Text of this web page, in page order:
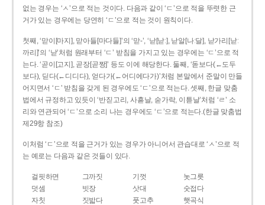
없는 경우는 ‘ㅅ’으로 적는 것이다. 다음과 같이 ‘ㄷ’으로 적을 뚜렷한 근
거가 있는 경우에는 당연히 ‘ㄷ’으로 적는 것이 원칙이다.
첫째, ‘맏이[마지], 맏아들[마다들]’의 ‘맏-’, ‘낟[낟ː], 낟알[나ː달], 낟가리[낟ː
까리]’의 ‘낟’처럼 원래부터 ‘ㄷ’ 받침을 가지고 있는 경우에는 ‘ㄷ’으로 적
는다. ‘곧이[고지], 곧장[곧짱]’ 등도 이에 해당한다. 둘째, ‘돋보다(←도두
보다), 딛다(←디디다), 얻다가(←어디에다가)’처럼 본말에서 준말이 만들
어지면서 ‘ㄷ’ 받침을 갖게 된 경우에도 ‘ㄷ’으로 적는다. 셋째, 한글 맞춤
법에서 규정하고 있듯이 ‘반짇고리, 사흗날, 숟가락, 이튿날’처럼 ‘ㄹ’ 소
리와 연관되어 ‘ㄷ’으로 소리 나는 경우에도 ‘ㄷ’으로 적는다.(한글 맞춤법
제29항 참조)
이처럼 ‘ㄷ’으로 적을 근거가 있는 경우가 아니어서 관습대로 ‘ㅅ’으로 적
는 예로는 다음과 같은 것들이 있다.
걸핏하면 그까짓 기껏
놋그릇
덧셈
빗장 삿대
숫접다
자칫
짓밟다 풋고추 햇곡식